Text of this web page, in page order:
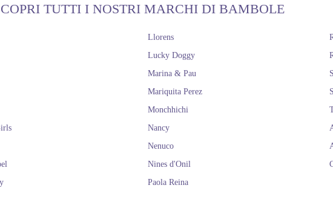
TUTTI I NOSTRI MARCHI DI BAMBOLE
Llorens
Lucky Doggy
Marina & Pau
Mariquita Perez
Monchhichi
Nancy
Nenuco
Nines d'Onil
Paola Reina